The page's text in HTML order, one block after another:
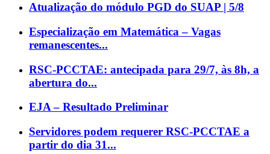
Atualização do módulo PGD do SUAP | 5/8
Especialização em Matemática – Vagas
remanescentes...
RSC-PCCTAE: antecipada para 29/7, às 8h, a
abertura do...
EJA – Resultado Preliminar
Servidores podem requerer RSC-PCCTAE a
partir do dia 31...